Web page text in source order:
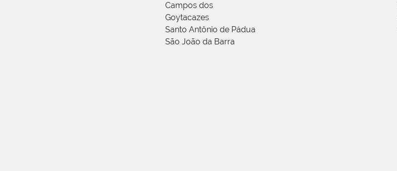
Campos dos
Goytacazes
Santo Antônio de Pádua
São João da Barra